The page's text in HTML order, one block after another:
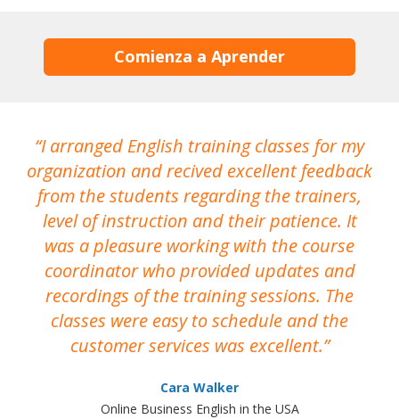
Comienza a Aprender
I arranged English training classes for my
organization and recived excellent feedback
from the students regarding the trainers,
level of instruction and their patience. It
was a pleasure working with the course
coordinator who provided updates and
recordings of the training sessions. The
classes were easy to schedule and the
customer services was excellent.
Cara Walker
Online Business English in the USA